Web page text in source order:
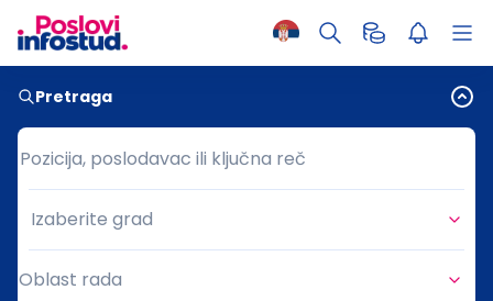
Pretraga
Pozicija, poslodavac ili ključna reč
Pozicija, poslodavac ili ključna reč
Grad
Izaberite grad
Oblast rada